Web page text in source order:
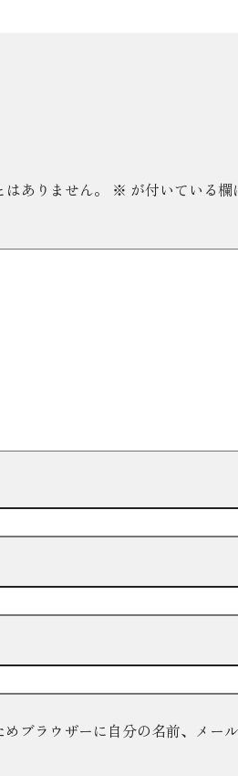
ありません。 ※ が付いている
ブラウザーに自分の名前、メー